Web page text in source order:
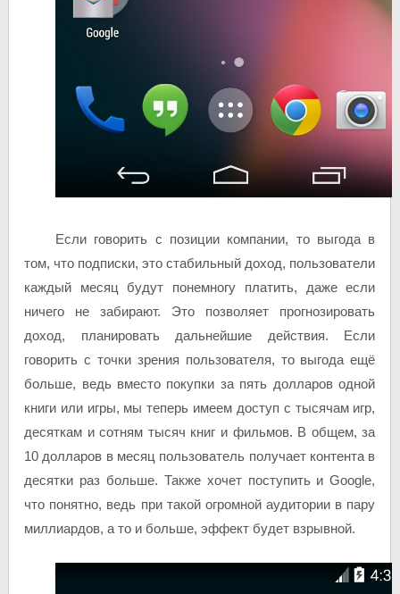
Если говорить с позиции компании, то выгода в
том, что подписки, это стабильный доход, пользователи
каждый месяц будут понемногу платить, даже если
ничего не забирают. Это позволяет прогнозировать
доход, планировать дальнейшие действия. Если
говорить с точки зрения пользователя, то выгода ещё
больше, ведь вместо покупки за пять долларов одной
книги или игры, мы теперь имеем доступ с тысячам игр,
десяткам и сотням тысяч книг и фильмов. В общем, за
10 долларов в месяц пользователь получает контента в
десятки раз больше. Также хочет поступить и Google,
что понятно, ведь при такой огромной аудитории в пару
миллиардов, а то и больше, эффект будет взрывной.